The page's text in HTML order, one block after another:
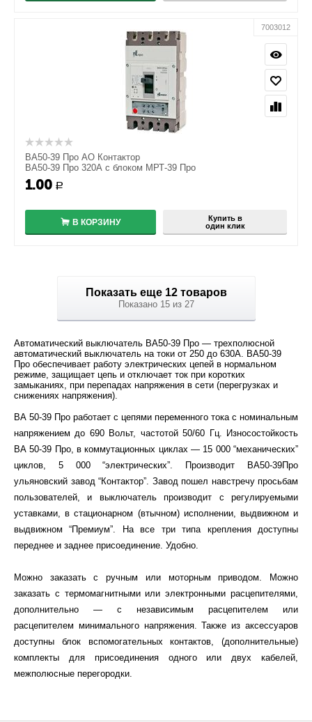
7003012
ВА50-39 Про АО Контактор
ВА50-39 Про 320А с блоком МРТ-39 Про
1.00 Р
В КОРЗИНУ
Купить в
один клик
Показать еще 12 товаров
Показано 15 из 27
Автоматический выключатель ВА50-39 Про — трехполюсной
автоматический выключатель на токи от 250 до 630А. ВА50-39
Про обеспечивает работу электрических цепей в нормальном
режиме, защищает цепь и отключает ток при коротких
замыканиях, при перепадах напряжения в сети (перегрузках и
снижениях напряжения).
ВА 50-39 Про работает с цепями переменного тока с номинальным
напряжением до 690 Вольт, частотой 50/60 Гц. Износостойкость
ВА 50-39 Про, в коммутационных циклах — 15 000 “механических”
циклов, 5 000 “электрических”. Производит ВА50-39Про
ульяновский завод “Контактор”. Завод пошел навстречу просьбам
пользователей, и выключатель производит с регулируемыми
уставками, в стационарном (втычном) исполнении, выдвижном и
выдвижном “Премиум”. На все три типа крепления доступны
переднее и заднее присоединение. Удобно.
Можно заказать с ручным или моторным приводом. Можно
заказать с термомагнитными или электронными расцепителями,
дополнительно — с независимым расцепителем или
расцепителем минимального напряжения. Также из аксессуаров
доступны блок вспомогательных контактов, (дополнительные)
комплекты для присоединения одного или двух кабелей,
межполюсные перегородки.